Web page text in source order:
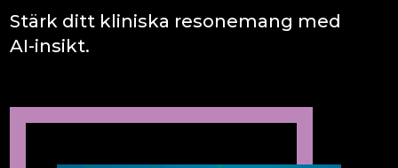
Stärk ditt kliniska resonemang med
AI-insikt.